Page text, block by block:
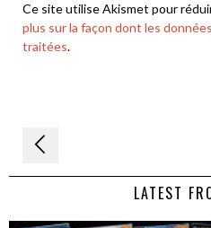
Ce site utilise Akismet pour
plus sur la façon dont les
traitées.
Navigation
de LATEST